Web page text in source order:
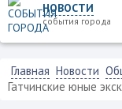
НОВОСТИ
события города
Главная Новости
Гатчинские юные